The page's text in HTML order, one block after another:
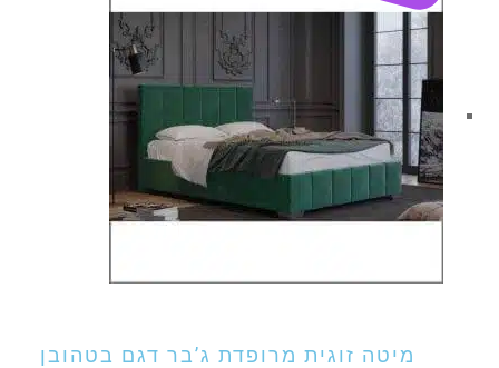
מיטה זוגית מרופדת ג’בר דגם בטהובן